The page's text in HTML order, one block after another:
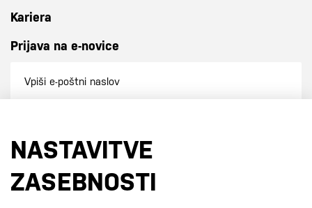
Kariera
Prijava na e-novice
S prijavo na e-novice se strinjate z
NASTAVITVE
ZASEBNOSTI